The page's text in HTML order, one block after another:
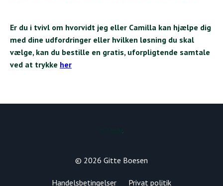
Er du i tvivl om hvorvidt jeg eller Camilla kan hjælpe dig
med dine udfordringer eller hvilken løsning du skal
vælge, kan du bestille en gratis, uforpligtende samtale
ved at trykke her
© 2026 Gitte Boesen
Handelsbetingelser Privat politik